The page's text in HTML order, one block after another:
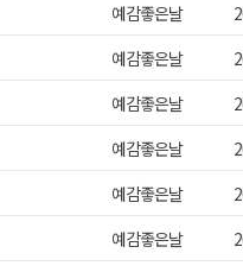
예감좋은날
예감좋은날
예감좋은날
예감좋은날
예감좋은날
예감좋은날